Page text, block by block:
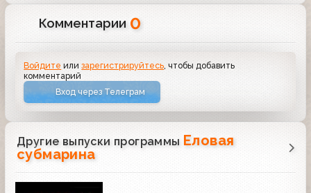
Комментарии 0
Войдите илизарегистрируйтесь , чтобы добавить
комментарий
Вход через Телеграм
Другие выпуски программы Еловая
субмарина